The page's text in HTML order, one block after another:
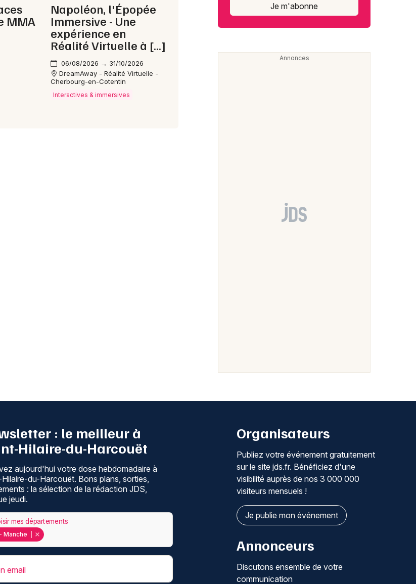
Je m'abonne
MMA
Napoléon, l'Épopée
Immersive - Une
expérience en
Réalité Virtuelle à […]
06/08/2026 → 31/10/2026
DreamAway - Réalité Virtuelle -
Cherbourg-en-Cotentin
Interactives & immersives
Je m'abonne
: le meilleur à
Hilaire-du-Harcouët
aujourd'hui votre dose hebdomadaire à
du-Harcouët. Bons plans, sorties,
: la sélection de la rédaction JDS,
jeudi.
Manche
mes départements
email
Organisateurs
Publiez votre événement gratuitement
sur le site jds.fr. Bénéficiez d'une
visibilité auprès de nos 3 000 000
visiteurs mensuels !
Je publie mon événement
Annonceurs
Discutons ensemble de votre
communication